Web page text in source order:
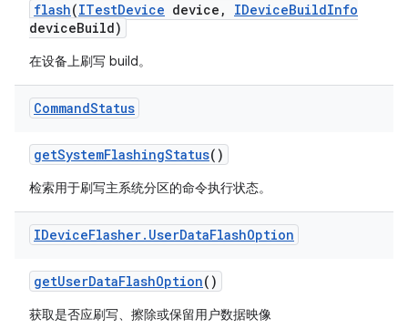
flash(ITestDevice device , IDeviceBuildInfo
deviceBuild)
在设备上刷写 build。
CommandStatus
getSystemFlashingStatus()
检索用于刷写主系统分区的命令执行状态。
IDeviceFlasher. UserDataFlashOption
getUserDataFlashOption()
获取是否应刷写、擦除或保留用户数据映像